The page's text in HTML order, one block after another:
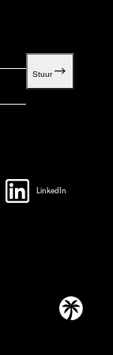
Stuur
LinkedIn